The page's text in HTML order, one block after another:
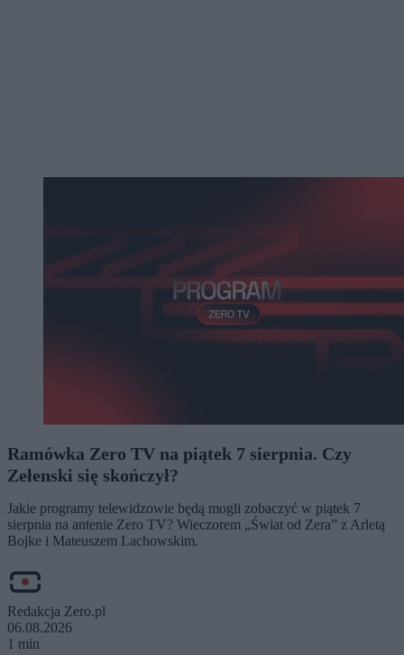
Ramówka Zero TV na piątek 7 sierpnia. Czy
Zełenski się skończył?
Jakie programy telewidzowie będą mogli zobaczyć w piątek 7
sierpnia na antenie Zero TV? Wieczorem „Świat od Zera” z Arletą
Bojke i Mateuszem Lachowskim.
Redakcja Zero.pl
06.08.2026
1 min